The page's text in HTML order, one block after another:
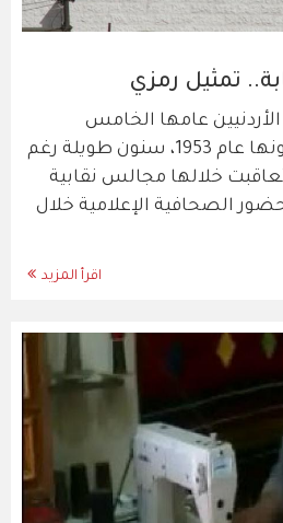
تمثيل رمزي
عامها الخامس
والستين، منذ صدور قانونها عام 1953، سنون طويلة رغم
خلالها مجالس نقابية
الصحافية الإعلامية خلال
اقرأ المزيد